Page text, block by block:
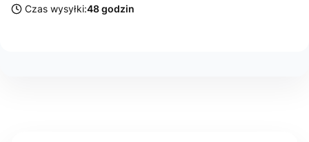
Czas wysyłki:48 godzin